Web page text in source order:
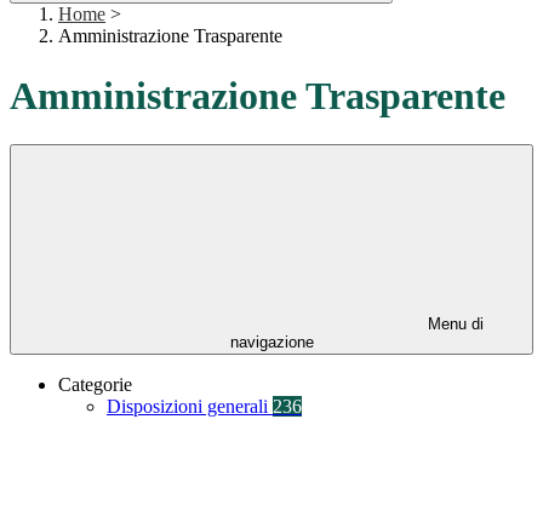
Home >
Amministrazione Trasparente
Amministrazione Trasparente
Menu di
navigazione
Categorie
Disposizioni generali 236